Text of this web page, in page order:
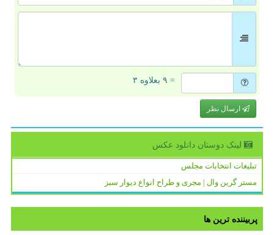
= ۹ بعلاوه ۳
ارسال نظر
لینک دوستان دانلود عكس
تبلیغات انتخابات مجلس
مستر گرین وال | مجری و طراح انواع دیوار سبز
پربیننده ترین ها